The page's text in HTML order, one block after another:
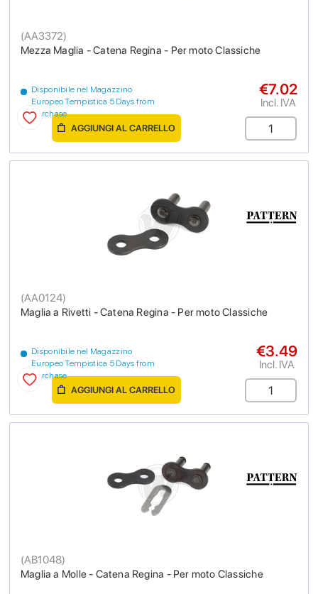
Mezza Maglia - Catena Regina - Per moto Classiche
(AA3372)
Disponibile nel Magazzino
Europeo Tempistica 5 Days from
purchase
€7.02
Incl. IVA
AGGIUNGI AL CARRELLO
Maglia a Rivetti - Catena Regina - Per moto Classiche
(AA0124)
Disponibile nel Magazzino
Europeo Tempistica 5 Days from
purchase
€3.49
Incl. IVA
AGGIUNGI AL CARRELLO
Maglia a Molle - Catena Regina - Per moto Classiche
(AB1048)